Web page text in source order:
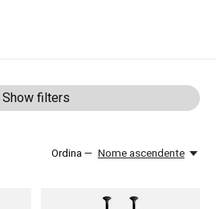
Show filters
Ordina — Nome ascendente